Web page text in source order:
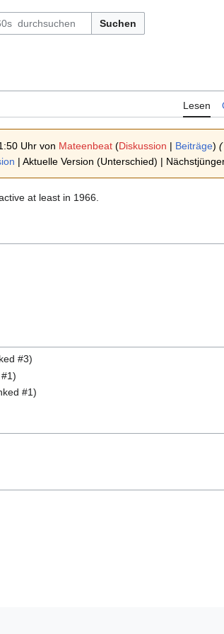
Suchen
Lesen
Uhr von Mateenbeat (Diskussion | Beiträge) (
| Aktuelle Version (Unterschied) |
at least in 1966.
#3)
#1)